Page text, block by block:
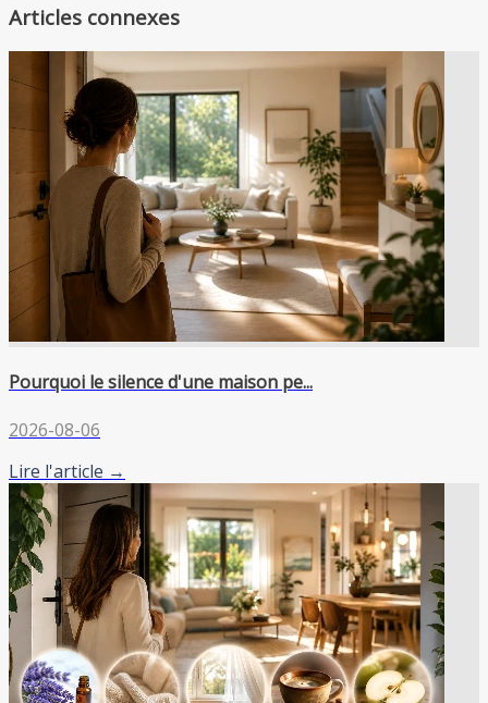
Articles connexes
Pourquoi le silence d'une maison pe...
2026-08-06
Lire l'article →